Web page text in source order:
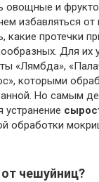
овощные и
избавляться от
какие протечки
Для их
«Лямбда»,
которыми
Но самым
устранение
обработки
чешуйниц?